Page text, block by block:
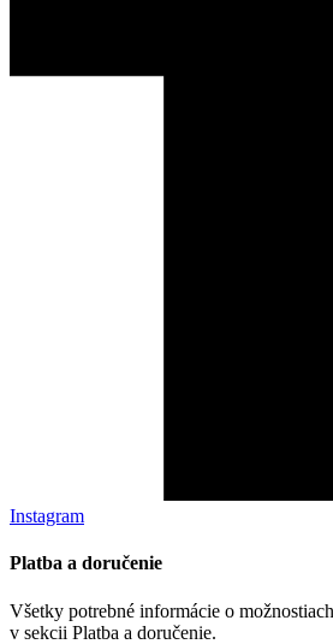
Instagram
Platba a doručenie
Všetky potrebné informácie o
v sekcii Platba a doručenie.